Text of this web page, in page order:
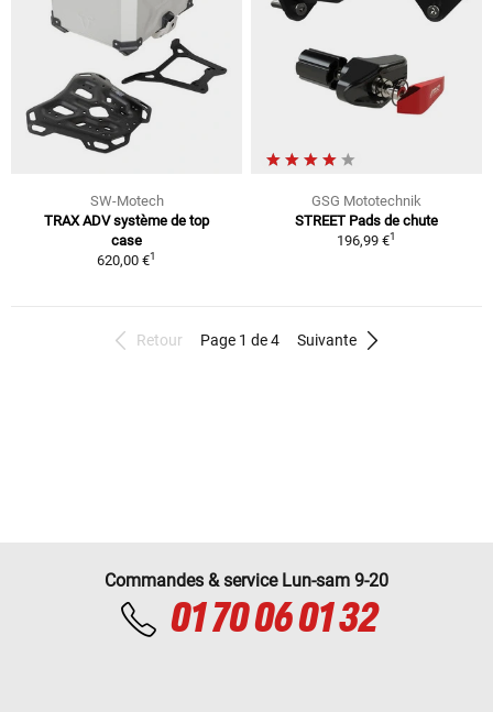
SW-Motech
TRAX ADV système de top
case
620,00 €1
GSG Mototechnik
STREET Pads de chute
196,99 €1
Retour Page 1 de 4 Suivante
Commandes & service Lun-sam 9-20
01 70 06 01 32